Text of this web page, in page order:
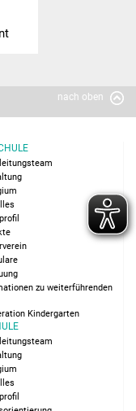
und
Montag
nach oben
zu weiterführenden
Kindergarten